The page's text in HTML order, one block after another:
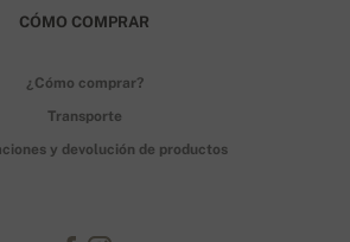
CÓMO COMPRAR
¿Cómo comprar?
Transporte
y devolución de productos